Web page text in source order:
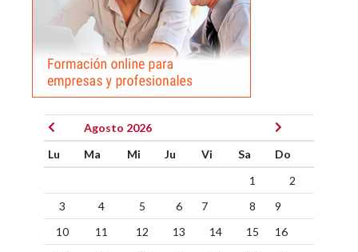
Agosto 2026
Lu
Ma Mi Ju Vi Sa
Do
1
2
3
4 5 6 7 8
9
10
11 12 13 14 15
16